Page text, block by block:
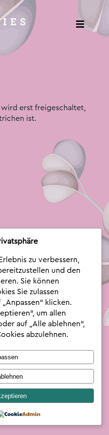
wird erst freigeschaltet,
ist.
Podcast
zu verbessern,
und den
Sie können
Sie zulassen
klicken.
um allen
auf „Alle ablehnen“,
abzulehnen.